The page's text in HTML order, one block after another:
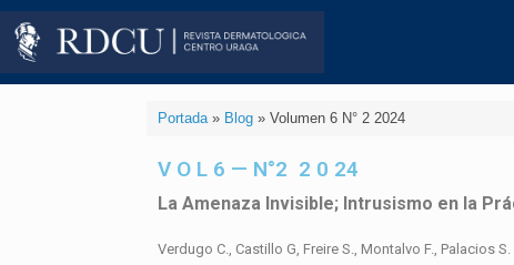
Portada» Blog» Volumen 6 N° 2 2024
V O L 6 — N°2 2 0 24
La Amenaza Invisible; Intrusismo en la
Verdugo C., Castillo G, Freire S., Montalvo F., Palacios S.